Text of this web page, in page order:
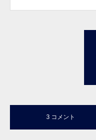
3 コメント